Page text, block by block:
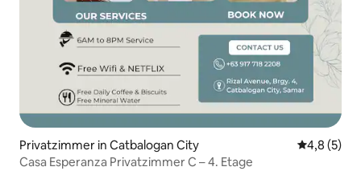
Privatzimmer in Catbalogan City
4,8 (5)
Casa Esperanza Privatzimmer C – 4. Etage